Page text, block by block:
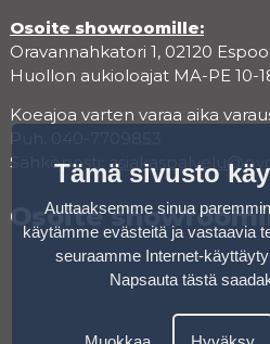
Osoite showroomille:
Oravannahkatori 1, 02120
Huollon aukioloajat MA-PE 10-
Koeajoa varten varaa aika
Sähköposti:
Osoite
Tämä sivusto
Auttaaksemme sinua
käytämme evästeitä ja vastaavia
seuraamme Internet-
Napsauta tästä